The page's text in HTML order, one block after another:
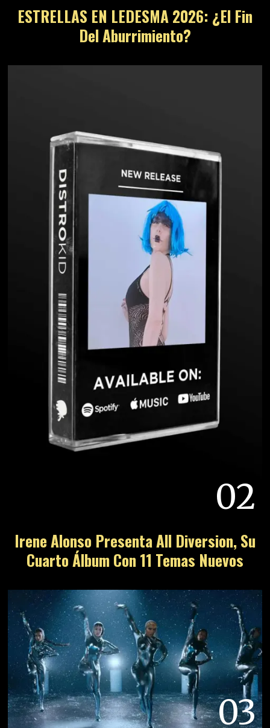
ESTRELLAS EN LEDESMA 2026: ¿El Fin
Del Aburrimiento?
02
Irene Alonso Presenta All Diversion, Su
Cuarto Álbum Con 11 Temas Nuevos
03